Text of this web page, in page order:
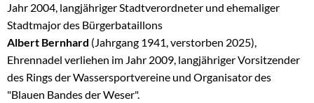
Jahr 2004, langjähriger Stadtverordneter und ehemaliger
Stadtmajor des Bürgerbataillons
Albert Bernhard (Jahrgang 1941, verstorben 2025),
Ehrennadel verliehen im Jahr 2009, langjähriger Vorsitzender
des Rings der Wassersportvereine und Organisator des
"Blauen Bandes der Weser".